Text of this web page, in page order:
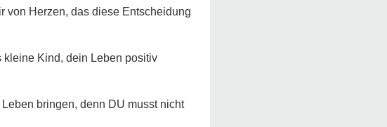
von Herzen, das diese Entscheidung
kleine Kind, dein Leben positiv
bringen, denn DU musst nicht